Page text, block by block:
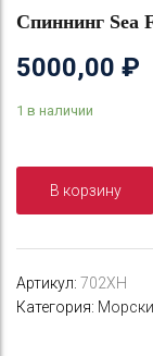
Спиннинг Sea
5000,00 ₽
1 в наличии
В корзину
Артикул: 702XH
Категория: